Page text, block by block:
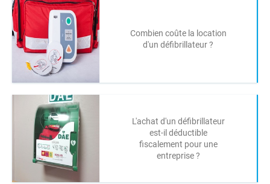
Combien coûte la location
d'un défibrillateur ?
L'achat d'un défibrillateur
est-il déductible
fiscalement pour une
entreprise ?